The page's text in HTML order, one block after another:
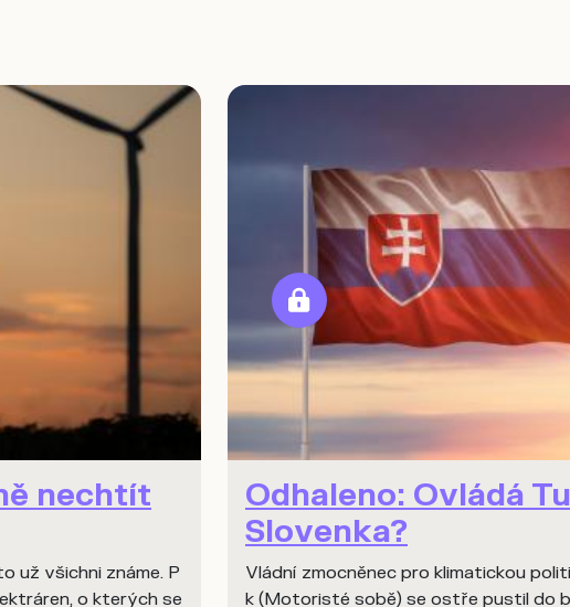
nechtít
už všichni známe. P
o kterých se
Odhaleno: Ovládá
Slovenka?
Vládní zmocněnec pro klimatickou
k (Motoristé sobě) se ostře pustil do